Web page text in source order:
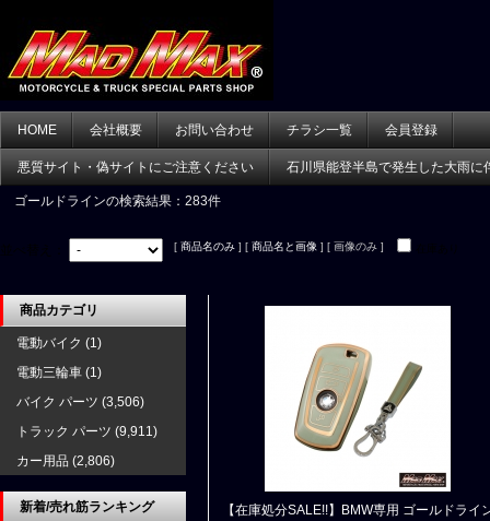
HOME 会社概要 お問い合わせ チラシ一覧 会員登録
悪質サイト・偽サイトにご注意ください 石川県能登半島で発生した大雨に
ゴールドラインの検索結果：283件
[ 商品名のみ ] [ 商品名と画像 ] [ 画像のみ ]
【在庫処分SALE!!】BMW専用 ゴールドライ
商品カテゴリ
電動バイク (1)
電動三輪車 (1)
バイク パーツ (3,506)
トラック パーツ (9,911)
カー用品 (2,806)
新着/売れ筋ランキング